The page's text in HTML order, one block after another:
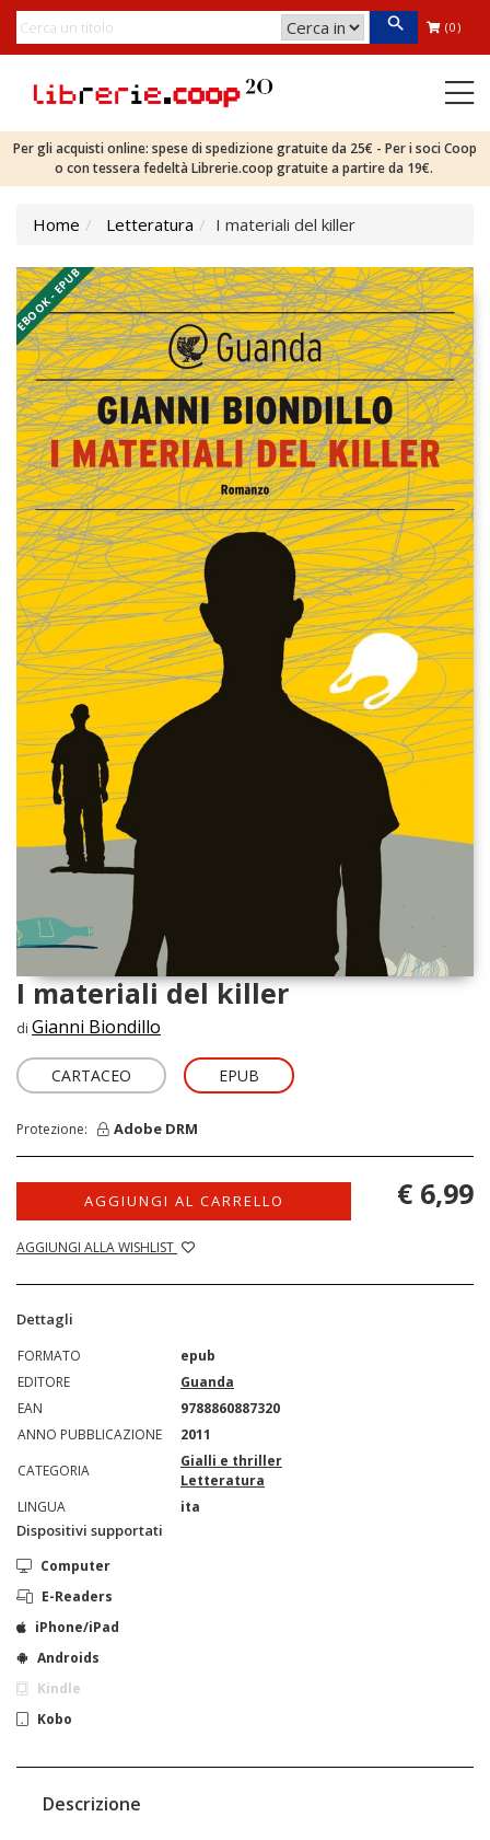
(0)
Per gli acquisti online: spese di spedizione gratuite da 25€ - Per i soci Coop
o con tessera fedeltà Librerie.coop gratuite a partire da 19€.
Home Letteratura I materiali del killer
EBOOK - EPUB
I materiali del killer
di Gianni Biondillo
CARTACEO EPUB
Protezione: Adobe DRM
AGGIUNGI AL CARRELLO
AGGIUNGI ALLA WISHLIST
€ 6,99
Dettagli
FORMATO
epub
EDITORE
Guanda
EAN
9788860887320
ANNO PUBBLICAZIONE
2011
CATEGORIA
Gialli e thriller
Letteratura
LINGUA
ita
Dispositivi supportati
Computer
E-Readers
iPhone/iPad
Androids
Kindle
Kobo
Descrizione